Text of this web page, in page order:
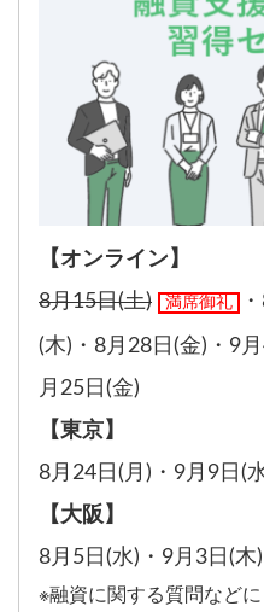
【オンライン】
8月15日(土) 満席御礼 ・
(木) ・ 8月28日(金) ・ 9
月25日(金)
【東京】
8月24日(月) ・ 9月9日(
【大阪】
8月5日(水) ・ 9月3日(木)
※融資に関する質問など